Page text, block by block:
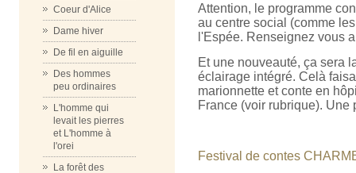
Coeur d'Alice
Dame hiver
De fil en aiguille
Des hommes
peu ordinaires
L'homme qui
levait les pierres
et L'homme à
l'orei
La forêt des
Attention, le programme
au centre social (comme
l'Espée. Renseignez vous
Et une nouveauté, ça sera
éclairage intégré. Celà
marionnette et conte en
France (voir rubrique). Une
Festival de contes